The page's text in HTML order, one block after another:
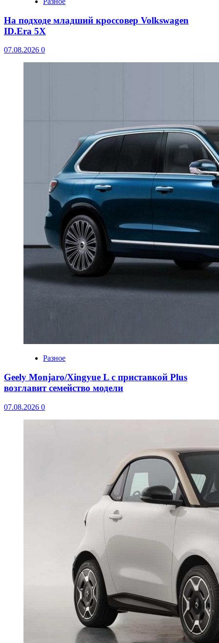
На подходе младший кроссовер Volkswagen
ID.Era 5X
07.08.2026 0
Разное
Geely Monjaro/Xingyue L с приставкой Plus
возглавит семейство модели
07.08.2026 0